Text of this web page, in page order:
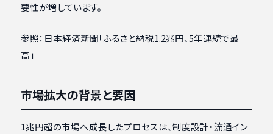
要性が増しています。
参照：日本経済新聞「ふるさと納税1.2兆円、5年連続で最
高」
市場拡大の背景と要因
1兆円超の市場へ成長したプロセスは、制度設計・流通イン